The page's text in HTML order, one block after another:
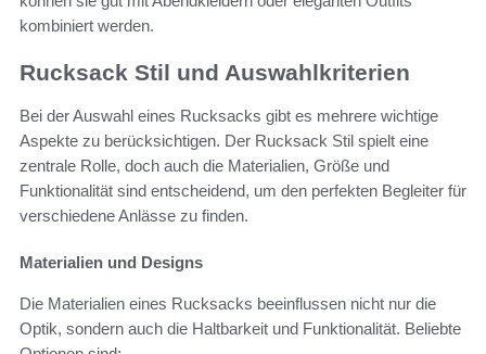
kombiniert werden.
Rucksack Stil und Auswahlkriterien
Bei der Auswahl eines Rucksacks gibt es mehrere wichtige
Aspekte zu berücksichtigen. Der Rucksack Stil spielt eine
zentrale Rolle, doch auch die Materialien, Größe und
Funktionalität sind entscheidend, um den perfekten Begleiter für
verschiedene Anlässe zu finden.
Materialien und Designs
Die Materialien eines Rucksacks beeinflussen nicht nur die
Optik, sondern auch die Haltbarkeit und Funktionalität. Beliebte